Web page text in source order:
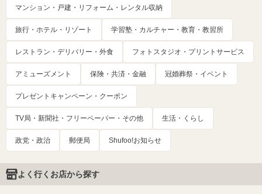
マンション・戸建・リフォーム・レンタル収納
旅行・ホテル・リゾート 学習塾・カルチャー・教育・教習所
レストラン・デリバリー・外食 フォトスタジオ・プリントサービス
アミューズメント 保険・共済・金融 冠婚葬祭・イベント
プレゼントキャンペーン・クーポン
TV局・新聞社・フリーペーパー・その他 生活・くらし
政党・政治 郵便局 Shufoo!お知らせ
よく行くお店から探す